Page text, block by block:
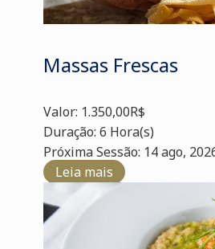
Massas Frescas
Valor: 1.350,00R$
Duração: 6 Hora(s)
Próxima Sessão: 14 ago,
Leia mais